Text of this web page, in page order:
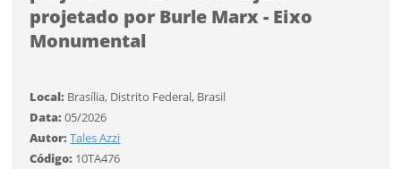
projetado por Burle Marx - Eixo
Monumental
Local: Brasília, Distrito Federal, Brasil
Data:05/2026
Autor:Tales Azzi
Código: 10TA476
Tamanho
Tipo de projeto
Utilização
Formato
Você ainda não tem conta?
SALVAR